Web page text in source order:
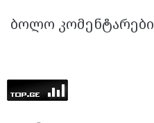
ᲑᲝᲚᲝ ᲙᲝᲛᲔᲜᲢᲐᲠᲔᲑᲘ